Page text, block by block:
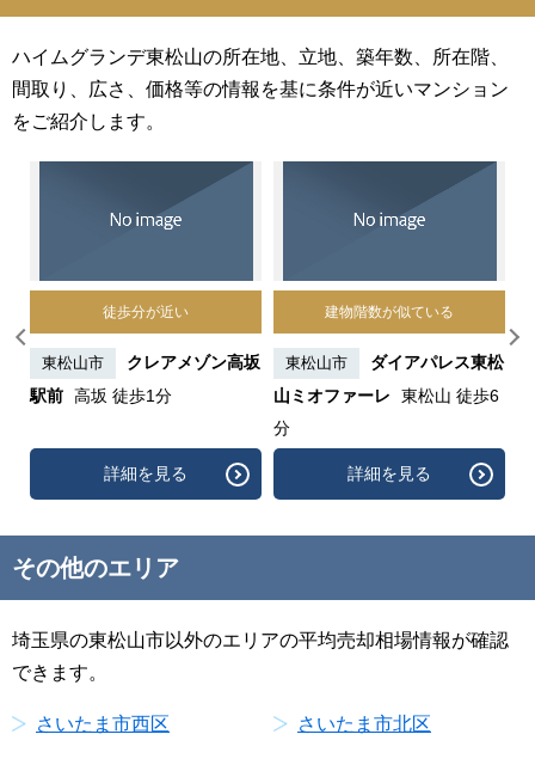
ハイムグランデ東松山の所在地、立地、築年数、所在階、
間取り、広さ、価格等の情報を基に条件が近いマンション
をご紹介します。
徒歩分が近い
東松山市
クレアメゾン高坂
駅前 高坂 徒歩1分
詳細を見る
建物階数が似ている
東松山市
ダイアパレス東松
山ミオファーレ
東松山 徒歩6
分
詳細を見る
その他のエリア
埼玉県の東松山市以外のエリアの平均売却相場情報が確認
できます。
さいたま市西区 さいたま市北区